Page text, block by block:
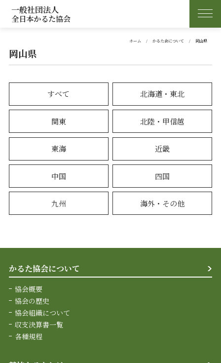
一般社団法人
全日本かるた協会
ホーム かるた会について 岡山県
岡山県
すべて 北海道・東北
関東 北陸・甲信越
東海 近畿
中国 四国
九州 海外・その他
かるた協会について
協会概要
協会の歴史
協会組織について
収支決算書一覧
各種規程